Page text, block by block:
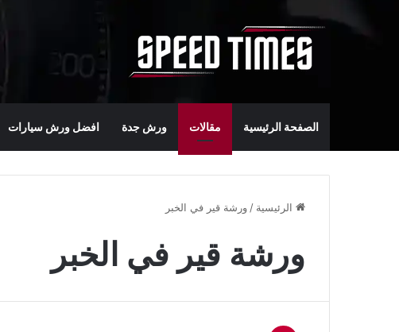
الصفحة الرئيسية مقالات ورش جدة افضل ورش سيارات
الرئيسية / ورشة قير في الخبر
ورشة قير في الخبر